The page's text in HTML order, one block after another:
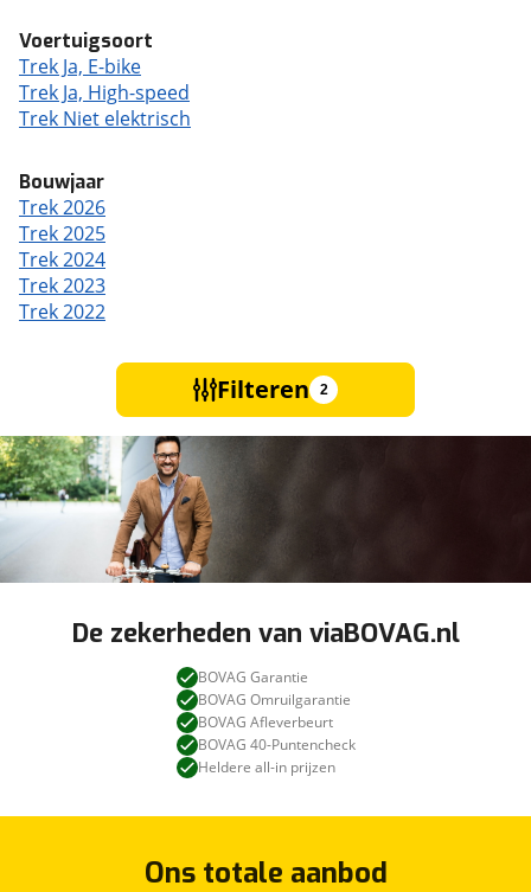
Voertuigsoort
Trek Ja, E-bike
Trek Ja, High-speed
Trek Niet elektrisch
Bouwjaar
Trek 2026
Trek 2025
Trek 2024
Trek 2023
Trek 2022
Filteren 2
De zekerheden van viaBOVAG.nl
BOVAG Garantie
BOVAG Omruilgarantie
BOVAG Afleverbeurt
BOVAG 40-Puntencheck
Heldere all-in prijzen
Ons totale aanbod